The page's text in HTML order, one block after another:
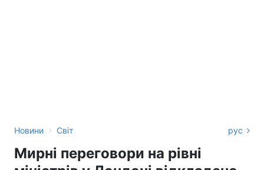
Новини › Світ рус
Мирні переговори на рівні